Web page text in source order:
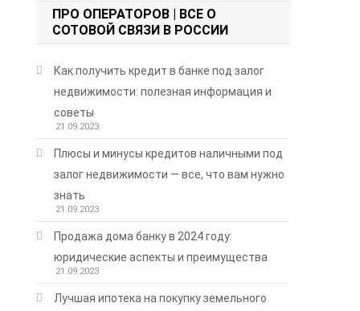
ПРО ОПЕРАТОРОВ | ВСЕ О
СОТОВОЙ СВЯЗИ В РОССИИ
Как получить кредит в банке под залог
недвижимости: полезная информация и
советы
21.09.2023
Плюсы и минусы кредитов наличными под
залог недвижимости — все, что вам нужно
знать
21.09.2023
Продажа дома банку в 2024 году:
юридические аспекты и преимущества
21.09.2023
Лучшая ипотека на покупку земельного